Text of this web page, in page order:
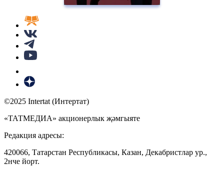
©2025 Intertat (Интертат)
«ТАТМЕДИА» акционерлык җәмгыяте
Редакция адресы:
420066, Татарстан Республикасы, Казан, Декабристлар ур.,
2нче йорт.